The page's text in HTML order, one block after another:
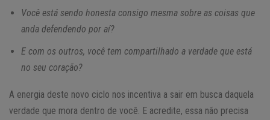
Você está sendo honesta consigo mesma sobre as coisas que
anda defendendo por aí?
E com os outros, você tem compartilhado a verdade que está
no seu coração?
A energia deste novo ciclo nos incentiva a sair em busca daquela
verdade que mora dentro de você. E acredite, essa não precisa